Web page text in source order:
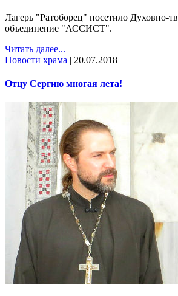
Лагерь "Ратоборец" посетило Духовно-
объединение "АССИСТ".
Читать далее...
Новости храма | 20.07.2018
Отцу Сергию многая лета!